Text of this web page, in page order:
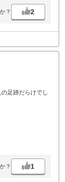
？ 2
足跡だらけでし
？ 1